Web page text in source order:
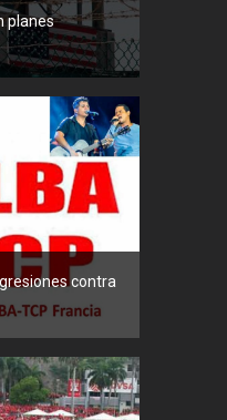
planes
contra